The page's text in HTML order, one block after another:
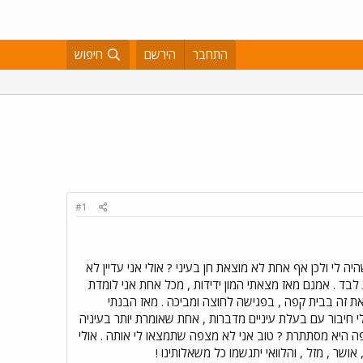
התחבר הירשם חיפוש
#1
לי ולכן אף אחת לא מוצאת חן בעיני ? אולי אני עדיין לא
. אמנם מאז מצאתי המון ידידות , מכל אחת אני לומדת
זה בבית קפה , בפגישה לחוצה ומביכה . מאז הבנתי
עם בעלת עיניים מדברות , אחת שאומרת יותר בעיניה
היא מסתתרת ? טוב אני לא מצפה שתמצאו לי אותה . אולי
, מזל , והלוואי יתגשמו כל משאלותינו !